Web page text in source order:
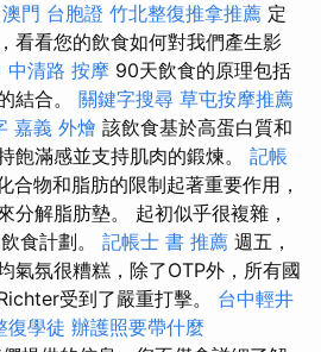
澳門 台胞證 竹北整復推拿推薦 定
看看您的飲食如何對我們產生影
中清路 按摩 90天飲食的原理包括
結合。 關鍵字搜尋 草屯按摩推薦
嘉義 外燴 該飲食基於高蛋白質和
飽滿感並支持肌肉的鍛煉。 記帳
合物和脂肪的限制起著重要作用，
分解脂肪墊。 起初似乎很複雜，
食計劃。 記帳士 書 推薦 週五，
氣氛很糟糕，除了OTP外，所有國
受到了嚴重打擊。 台中輕井
復學徒 辦護照要帶什麼